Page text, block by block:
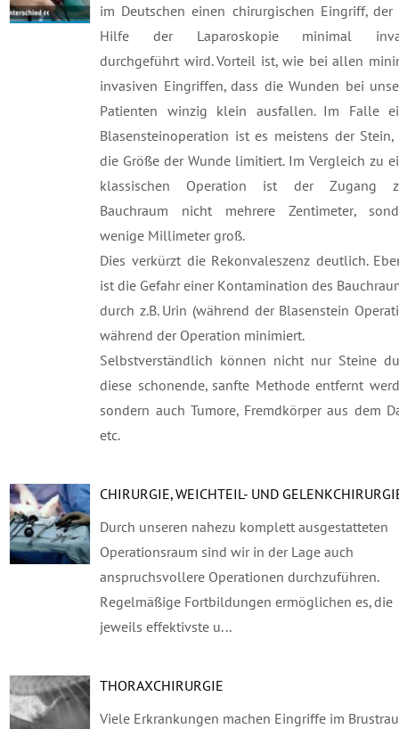
im Deutschen einen chirurgischen Eingriff, der
Hilfe der Laparoskopie minimal
durchgeführt wird. Vorteil ist, wie bei allen
invasiven Eingriffen, dass die Wunden bei
Patienten winzig klein ausfallen. Im Falle
Blasensteinoperation ist es meistens der Stein,
die Größe der Wunde limitiert. Im Vergleich zu
klassischen Operation ist der Zugang
Bauchraum nicht mehrere Zentimeter,
wenige Millimeter groß.
Dies verkürzt die Rekonvaleszenz deutlich.
ist die Gefahr einer Kontamination des
durch z.B. Urin (während der Blasenstein
während der Operation minimiert.
Selbstverständlich können nicht nur Steine
diese schonende, sanfte Methode entfernt
sondern auch Tumore, Fremdkörper aus dem
etc.
CHIRURGIE, WEICHTEIL- UND
Durch unseren nahezu komplett ausgestatteten
Operationsraum sind wir in der Lage auch
anspruchsvollere Operationen durchzuführen.
Regelmäßige Fortbildungen ermöglichen es, die
jeweils effektivste u...
THORAXCHIRURGIE
Viele Erkrankungen machen Eingriffe im